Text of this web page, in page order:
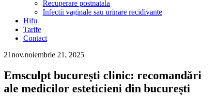
Recuperare postnatala
Infectii vaginale sau urinare recidivante
Hifu
Tarife
Contact
21nov.noiembrie 21, 2025
Emsculpt bucurești clinic: recomandări
ale medicilor esteticieni din bucurești